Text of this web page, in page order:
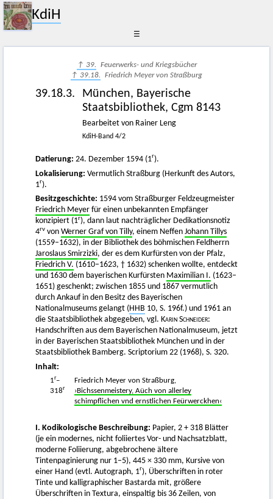
KdiH
☰
↑ 39. Feuerwerks- und Kriegsbücher
↑ 39.18. Friedrich Meyer von Straßburg
39.18.3.
München, Bayerische
Staatsbibliothek, Cgm 8143
Bearbeitet von Rainer Leng
KdiH-Band 4/2
Datierung: 24. Dezember 1594 (1r).
Lokalisierung: Vermutlich Straßburg (Herkunft des Autors,
1r).
Besitzgeschichte: 1594 vom Straßburger Feldzeugmeister
Friedrich Meyer für einen unbekannten Empfänger
konzipiert (1r), dann laut nachträglicher Dedikationsnotiz
4rv von Werner Graf von Tilly, einem Neffen Johann Tillys
(1559–1632), in der Bibliothek des böhmischen Feldherrn
Jaroslaus Smirzizki, der es dem Kurfürsten von der Pfalz,
Friedrich V. (1610–1623, † 1632) schenken wollte, entdeckt
und 1630 dem bayerischen Kurfürsten Maximilian I. (1623–
1651) geschenkt; zwischen 1855 und 1867 vermutlich
durch Ankauf in den Besitz des Bayerischen
Nationalmuseums gelangt (HHB 10, S. 196f.) und 1961 an
die Staatsbibliothek abgegeben, vgl. Karin Schneider:
Handschriften aus dem Bayerischen Nationalmuseum, jetzt
in der Bayerischen Staatsbibliothek München und in der
Staatsbibliothek Bamberg. Scriptorium 22 (1968), S. 320.
Inhalt:
1r–
318r
Friedrich Meyer von Straßburg,
›Bichssenmeistery, Aüch von allerley
schimpflichen vnd ernstlichen Feürwerckhen‹
I. Kodikologische Beschreibung: Papier, 2 + 318 Blätter
(je ein modernes, nicht foliiertes Vor- und Nachsatzblatt,
moderne Foliierung, abgebrochene ältere
Tintenpaginierung nur 1–5), 445 × 330 mm, Kursive von
einer Hand (evtl. Autograph, 1r), Überschriften in roter
Tinte und kalligraphischer Bastarda mit, größere
Überschriften in Textura, einspaltig bis 36 Zeilen, von